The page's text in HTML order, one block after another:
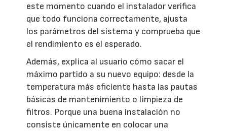
este momento cuando el instalador verifica
que todo funciona correctamente, ajusta
los parámetros del sistema y comprueba que
el rendimiento es el esperado.
Además, explica al usuario cómo sacar el
máximo partido a su nuevo equipo: desde la
temperatura más eficiente hasta las pautas
básicas de mantenimiento o limpieza de
filtros. Porque una buena instalación no
consiste únicamente en colocar una